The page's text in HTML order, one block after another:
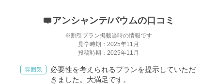
アンシャンテ/バウムの口コミ
※割引プラン掲載当時の情報です
見学時期：2025年11月
投稿時期：2025年11月
雰囲気
必要性を考えられるプランを提示していただ
きました。大満足です。